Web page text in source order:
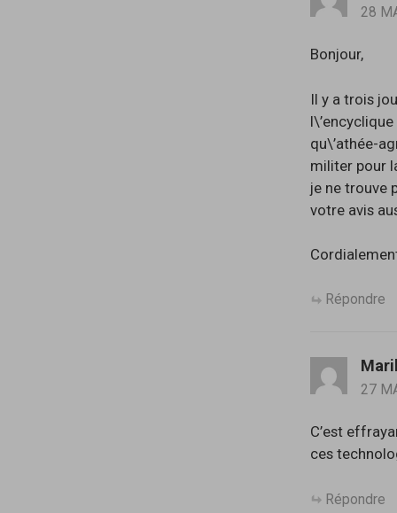
28
Bonjour,
Il y a trois
qu\’athée-
militer pour
je ne trouve
votre avis
Répondre
27
C’est
ces
Répondre